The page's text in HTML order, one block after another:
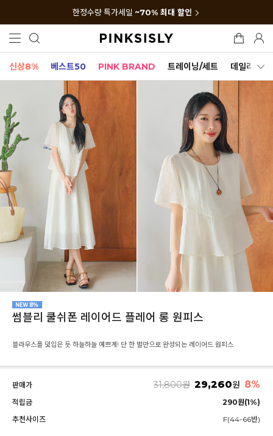
한정수량 특가세일 ~70% 최대 할인
신상8% 베스트50 PINK BRAND 트레이닝/세트 데일리세트
썸블리 쿨쉬폰 레이어드 플레어 롱 원피스
블라우스를 덧입은 듯 하늘하늘 예쁘게! 단 한 벌만으로 완성되는 레이어드 원피스
판매가 31,800원 29,260원 8%
적립금
290원(1%)
추천사이즈
F(44-66반)